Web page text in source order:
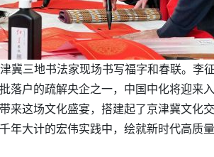
冀三地书法家现场书写福字和春联。李
落户的疏解央企之一，中国中化将迎来
来这场文化盛宴，搭建起了京津冀文化
年大计的宏伟实践中，绘就新时代高质